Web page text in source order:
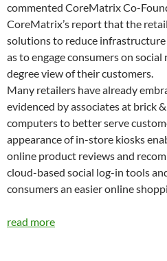
commented CoreMatrix Co-
CoreMatrix’s report that the
solutions to reduce
as to engage consumers on
degree view of their customers.
Many retailers have already
evidenced by associates at brick
computers to better serve
appearance of in-store kiosks
online product reviews and
cloud-based social log-in tools
consumers an easier online
read more